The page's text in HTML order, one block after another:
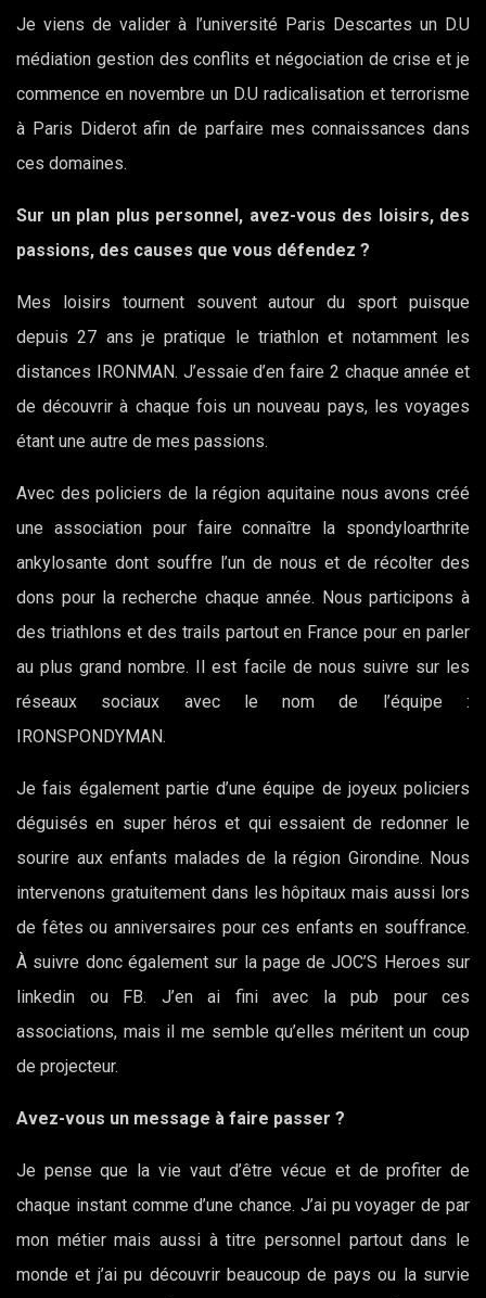
Je viens de valider à l’université Paris Descartes un D.U
médiation gestion des conflits et négociation de crise et je
commence en novembre un D.U radicalisation et terrorisme
à Paris Diderot afin de parfaire mes connaissances dans
ces domaines.
Sur un plan plus personnel, avez-vous des loisirs, des
passions, des causes que vous défendez ?
Mes loisirs tournent souvent autour du sport puisque
depuis 27 ans je pratique le triathlon et notamment les
distances IRONMAN. J’essaie d’en faire 2 chaque année et
de découvrir à chaque fois un nouveau pays, les voyages
étant une autre de mes passions.
Avec des policiers de la région aquitaine nous avons créé
une association pour faire connaître la spondyloarthrite
ankylosante dont souffre l’un de nous et de récolter des
dons pour la recherche chaque année. Nous participons à
des triathlons et des trails partout en France pour en parler
au plus grand nombre. Il est facile de nous suivre sur les
réseaux sociaux avec le nom de l’équipe :
IRONSPONDYMAN.
Je fais également partie d’une équipe de joyeux policiers
déguisés en super héros et qui essaient de redonner le
sourire aux enfants malades de la région Girondine. Nous
intervenons gratuitement dans les hôpitaux mais aussi lors
de fêtes ou anniversaires pour ces enfants en souffrance.
À suivre donc également sur la page de JOC’S Heroes sur
linkedin ou FB. J’en ai fini avec la pub pour ces
associations, mais il me semble qu’elles méritent un coup
de projecteur.
Avez-vous un message à faire passer ?
Je pense que la vie vaut d’être vécue et de profiter de
chaque instant comme d’une chance. J’ai pu voyager de par
mon métier mais aussi à titre personnel partout dans le
monde et j’ai pu découvrir beaucoup de pays ou la survie